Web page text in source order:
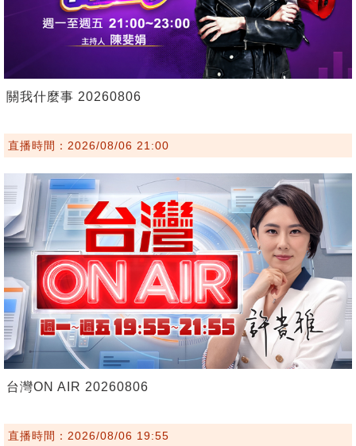
關我什麼事 20260806
直播時間：2026/08/06 21:00
台灣ON AIR 20260806
直播時間：2026/08/06 19:55